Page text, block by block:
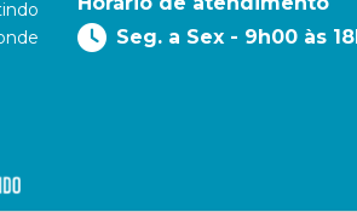
Seg. a Sex - 9h00 às